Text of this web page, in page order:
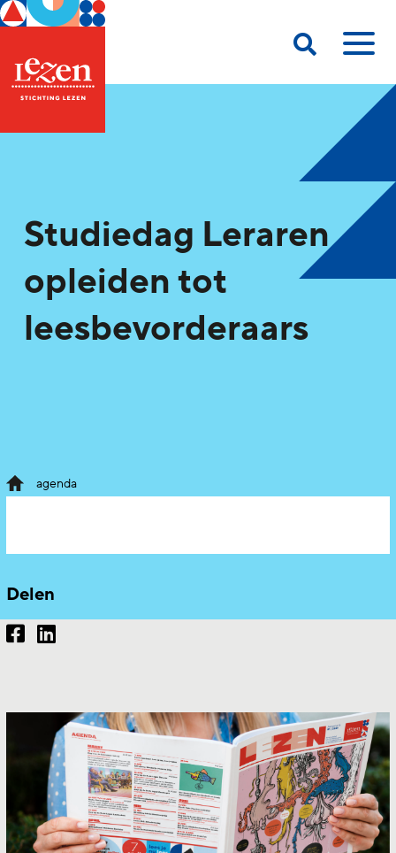
Studiedag Leraren
opleiden tot
leesbevorderaars
agenda
Delen